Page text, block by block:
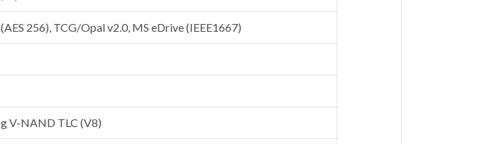
256), TCG/Opal v2.0, MS eDrive (IEEE1667)
V-NAND TLC (V8)